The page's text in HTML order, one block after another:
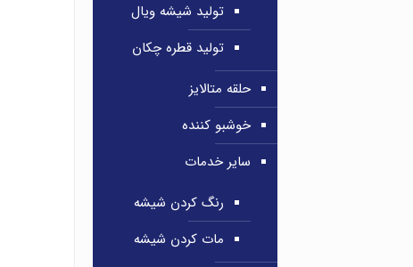
تولید شیشه ویال
تولید قطره چکان
حلقه متالایز
خوشبو کننده
سایر خدمات
رنگ کردن شیشه
مات کردن شیشه